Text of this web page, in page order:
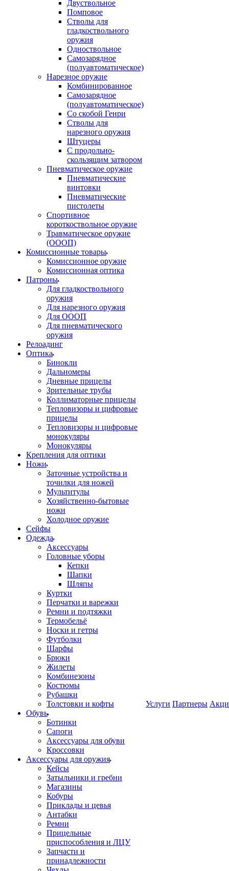
Двуствольное
Помповое
Стволы для
гладкоствольного
оружия
Одноствольное
Самозарядное
(полуавтоматическое)
Нарезное оружие
Комбинированное
Самозарядное
(полуавтоматическое)
Со скобой Генри
Стволы для
нарезного оружия
Штуцеры
С продольно-
скользящим затвором
Пневматическое оружие
Пневматические
винтовки
Пневматические
пистолеты
Спортивное
короткоствольное оружие
Травматическое оружие
(ОООП)
Комиссионные товары
Комиссионное оружие
Комиссионная оптика
Патроны
Для гладкоствольного
оружия
Для нарезного оружия
Для ОООП
Для пневматического
оружия
Релоадинг
Оптика
Бинокли
Дальномеры
Дневные прицелы
Зрительные трубы
Коллиматорные прицелы
Тепловизоры и цифровые
прицелы
Тепловизоры и цифровые
монокуляры
Монокуляры
Крепления для оптики
Ножи
Заточные устройства и
точилки для ножей
Мультитулы
Хозяйственно-бытовые
ножи
Холодное оружие
Сейфы
Одежда
Аксессуары
Головные уборы
Кепки
Шапки
Шляпы
Куртки
Перчатки и варежки
Ремни и подтяжки
Термобельё
Носки и гетры
Футболки
Шарфы
Брюки
Жилеты
Комбинезоны
Костюмы
Рубашки
Толстовки и кофты
Обувь
Ботинки
Сапоги
Аксессуары для обуви
Кроссовки
Аксессуары для оружия
Кейсы
Затыльники и гребни
Магазины
Кобуры
Приклады и цевья
Антабки
Ремни
Прицельные
приспособления и ЛЦУ
Запчасти и
принадлежности
Услуги Партнеры